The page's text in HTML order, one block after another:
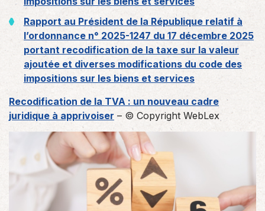
Rapport au Président de la République relatif à
l’ordonnance n° 2025-1247 du 17 décembre 2025
portant recodification de la taxe sur la valeur
ajoutée et diverses modifications du code des
impositions sur les biens et services
Recodification de la TVA : un nouveau cadre
juridique à apprivoiser – © Copyright WebLex